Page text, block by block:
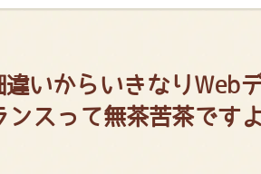
いからいきなりWeb
スって無茶苦茶です